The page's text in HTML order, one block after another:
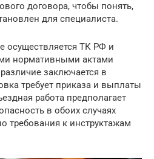
договора, чтобы понять,
для специалиста.
осуществляется ТК РФ и
нормативными актами
заключается в
требует приказа и выплаты
работа предполагает
в обоих случаях
требования к инструктажам